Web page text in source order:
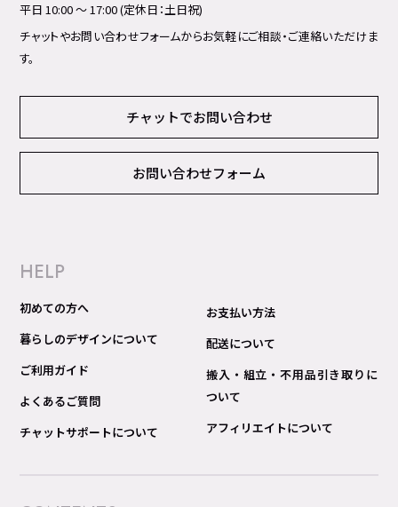
平日 10:00 ～ 17:00 (定休日：土日祝)
チャットやお問い合わせフォームからお気軽にご相談・ご連絡いただけま
す。
チャットでお問い合わせ
お問い合わせフォーム
HELP
初めての方へ
暮らしのデザインについて
ご利用ガイド
よくあるご質問
チャットサポートについて
お支払い方法
配送について
搬入・組立・不用品引き取りに
ついて
アフィリエイトについて